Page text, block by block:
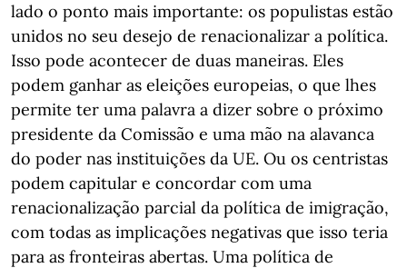
lado o ponto mais importante: os populistas estão
unidos no seu desejo de renacionalizar a política.
Isso pode acontecer de duas maneiras. Eles
podem ganhar as eleições europeias, o que lhes
permite ter uma palavra a dizer sobre o próximo
presidente da Comissão e uma mão na alavanca
do poder nas instituições da UE. Ou os centristas
podem capitular e concordar com uma
renacionalização parcial da política de imigração,
com todas as implicações negativas que isso teria
para as fronteiras abertas. Uma política de